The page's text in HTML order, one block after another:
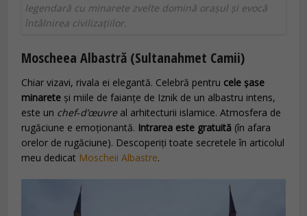
legendară cu minarete zvelte domină orașul și evocă
întâlnirea civilizațiilor.
Moscheea Albastră (Sultanahmet Camii)
Chiar vizavi, rivala ei elegantă. Celebră pentru cele șase
minarete și miile de faianțe de Iznik de un albastru intens,
este un chef‑d’œuvreal arhitecturii islamice. Atmosfera de
rugăciune e emoționantă. Intrarea este gratuită (în afara
orelor de rugăciune). Descoperiți toate secretele în articolul
meu dedicat Moscheii Albastre.